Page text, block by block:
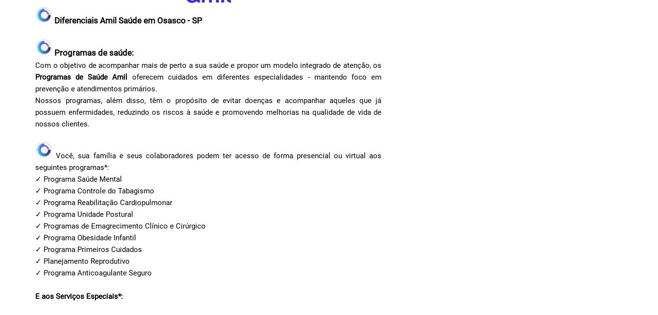
Diferenciais Amil Saúde em Osasco - SP
Programas de saúde:
Com o objetivo de acompanhar mais de perto a sua saúde e propor um modelo integrado de atenção, os
Programas de Saúde Amil
oferecem cuidados em diferentes especialidades - mantendo foco em
prevenção e atendimentos primários.
Nossos programas, além disso, têm o propósito de evitar doenças e acompanhar aqueles que já
possuem enfermidades, reduzindo os riscos à saúde e promovendo melhorias na qualidade de vida de
nossos clientes.
Você, sua família e seus colaboradores podem ter acesso de forma presencial ou virtual aos
seguintes programas*:
✓ Programa Saúde Mental
✓ Programa Controle do Tabagismo
✓ Programa Reabilitação Cardiopulmonar
✓ Programa Unidade Postural
✓ Programas de Emagrecimento Clínico e Cirúrgico
✓ Programa Obesidade Infantil
✓ Programa Primeiros Cuidados
✓ Planejamento Reprodutivo
✓ Programa Anticoagulante Seguro
E aos Serviços Especiais*: